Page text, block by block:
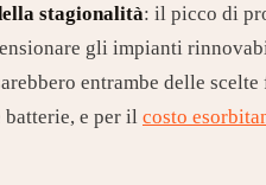
stagionalità: il picco di
gli impianti
entrambe delle
e per il costo